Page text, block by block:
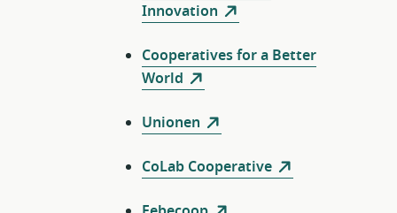
Innovation
Cooperatives for a Better
World
Unionen
CoLab Cooperative